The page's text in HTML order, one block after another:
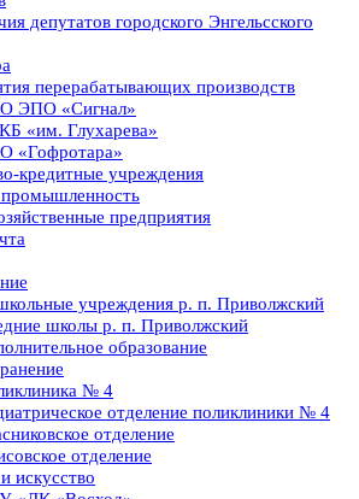
депутатов городского Энгельсского
перерабатывающих производств
ЭПО «Сигнал»
«им. Глухарева»
«Гофротара»
кредитные учреждения
предприятия
учреждения р. п. Приволжский
школы р. п. Приволжский
образование
№ 4
отделение поликлиники № 4
отделение
отделение
искусство